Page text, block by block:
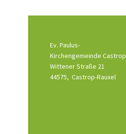
Ev. Paulus-
Kirchengemeinde Castrop
Wittener Straße 21
44575, Castrop-Rauxel